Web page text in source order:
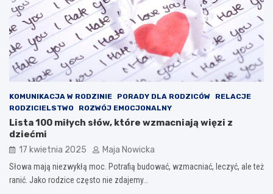
KOMUNIKACJA W RODZINIE PORADY DLA RODZICÓW
RELACJE
RODZICIELSTWO
ROZWÓJ EMOCJONALNY
Lista 100 miłych słów, które wzmacniają więzi z
dziećmi
17 kwietnia 2025 Maja Nowicka
Słowa mają niezwykłą moc. Potrafią budować, wzmacniać, leczyć, ale też
ranić. Jako rodzice często nie zdajemy…